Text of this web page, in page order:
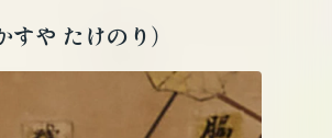
すや たけのり）